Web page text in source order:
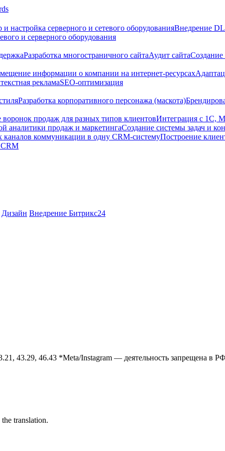
настройка серверного и сетевого оборудованияВнедрение
и серверного оборудования
Разработка многостраничного сайтаАудит сайтаСоздание
информации о компании на интернет-ресурсах
рекламаSEO-оптимизация
Разработка корпоративного персонажа (маскота)
воронок продаж для разных типов клиентовИнтеграция с 1С,
аналитики продаж и маркетингаСоздание системы задач и
каналов коммуникации в одну CRM-системуПостроение
CRM
Дизайн Внедрение Битрикс24
43.29, 46.43 *Meta/Instagram — деятельность запрещена в РФ
translation.